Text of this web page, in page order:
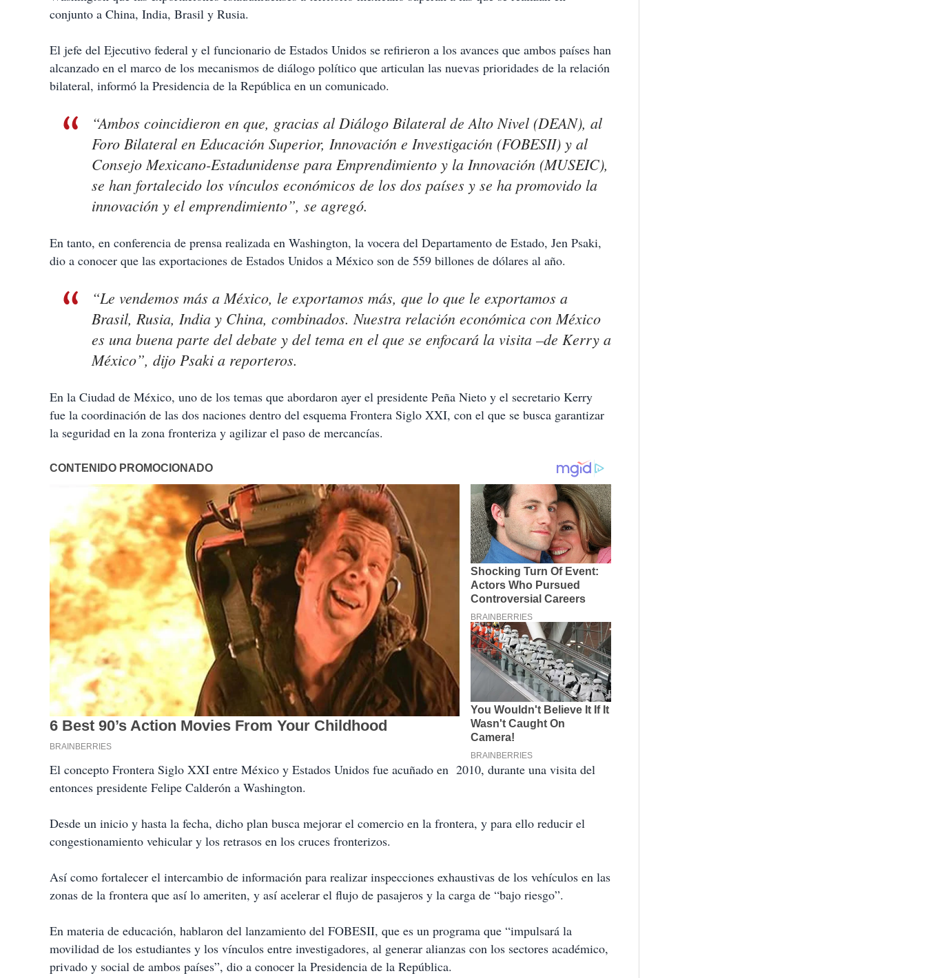
t
conjunto a China, India, Brasil y Rusia.
El jefe del Ejecutivo federal y el funcionario de Estados Unidos se refirieron a los avances que ambos países han
alcanzado en el marco de los mecanismos de diálogo político que articulan las nuevas prioridades de la relación
bilateral, informó la Presidencia de la República en un comunicado.
“Ambos coincidieron en que, gracias al Diálogo Bilateral de Alto Nivel (DEAN), al
Foro Bilateral en Educación Superior, Innovación e Investigación (FOBESII) y al
Consejo Mexicano-Estadunidense para Emprendimiento y la Innovación (MUSEIC),
se han fortalecido los vínculos económicos de los dos países y se ha promovido la
innovación y el emprendimiento”, se agregó.
En tanto, en conferencia de prensa realizada en Washington, la vocera del Departamento de Estado, Jen Psaki,
dio a conocer que las exportaciones de Estados Unidos a México son de 559 billones de dólares al año.
“Le vendemos más a México, le exportamos más, que lo que le exportamos a
Brasil, Rusia, India y China, combinados. Nuestra relación económica con México
es una buena parte del debate y del tema en el que se enfocará la visita –de Kerry a
México”, dijo Psaki a reporteros.
En la Ciudad de México, uno de los temas que abordaron ayer el presidente Peña Nieto y el secretario Kerry
fue la coordinación de las dos naciones dentro del esquema Frontera Siglo XXI, con el que se busca garantizar
la seguridad en la zona fronteriza y agilizar el paso de mercancías.
El concepto Frontera Siglo XXI entre México y Estados Unidos fue acuñado en 2010, durante una visita del
entonces presidente Felipe Calderón a Washington.
Desde un inicio y hasta la fecha, dicho plan busca mejorar el comercio en la frontera, y para ello reducir el
congestionamiento vehicular y los retrasos en los cruces fronterizos.
Así como fortalecer el intercambio de información para realizar inspecciones exhaustivas de los vehículos en las
zonas de la frontera que así lo ameriten, y así acelerar el flujo de pasajeros y la carga de “bajo riesgo”.
En materia de educación, hablaron del lanzamiento del FOBESII, que es un programa que “impulsará la
movilidad de los estudiantes y los vínculos entre investigadores, al generar alianzas con los sectores académico,
privado y social de ambos países”, dio a conocer la Presidencia de la República.